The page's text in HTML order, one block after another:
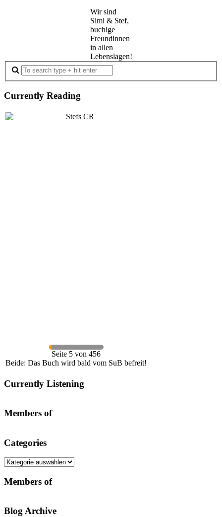
Wir sind
Simi & Stef,
buchige
Freundinnen
in allen
Lebenslagen!
Currently Reading
Seite 5 von 456
Beide: Das Buch wird bald vom SuB befreit!
Currently Listening
Members of
Categories
Categories
Members of
Blog Archive